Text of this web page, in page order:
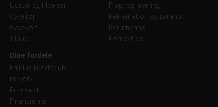
Energiindhold (Wh)
317 Wh
BREMSER
Bagbremse
Fodbremse
Udstyr og tilbehør
Cykeltøj
Gavekort
Tilbud
Fragt og levering
Reklamation og garanti
Returnering
Kontakt os
Dine fordele
Fri Plus kundeklub
Erhverv
Prismatch
Finansiering